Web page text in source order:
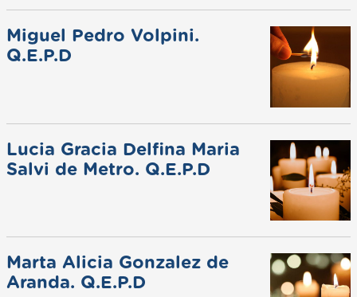
Miguel Pedro Volpini.
Q.E.P.D
Lucia Gracia Delfina Maria
Salvi de Metro. Q.E.P.D
Marta Alicia Gonzalez de
Aranda. Q.E.P.D